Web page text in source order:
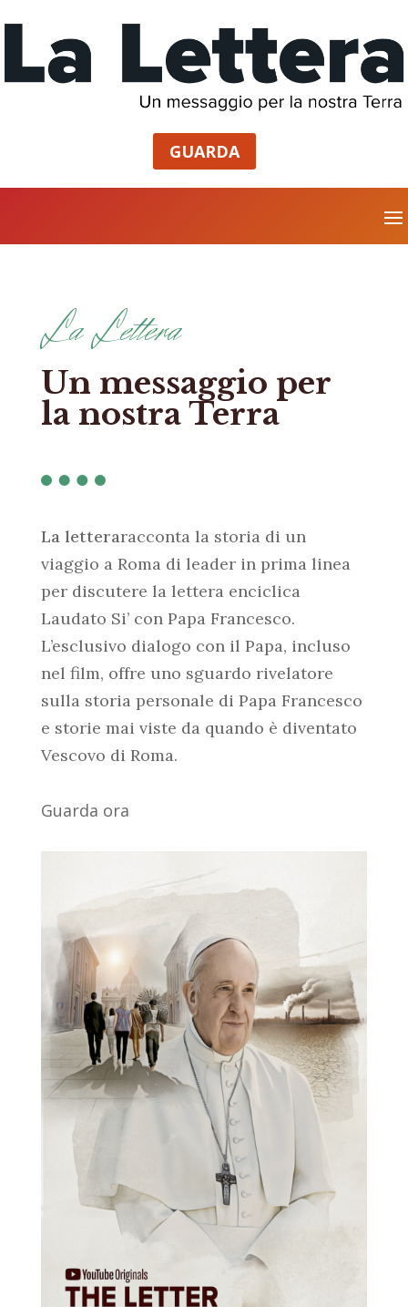
GUARDA
La Lettera
Un messaggio per
la nostra Terra
La letteraracconta la storia di un
viaggio a Roma di leader in prima linea
per discutere la lettera enciclica
Laudato Si’ con Papa Francesco.
L’esclusivo dialogo con il Papa, incluso
nel film, offre uno sguardo rivelatore
sulla storia personale di Papa Francesco
e storie mai viste da quando è diventato
Vescovo di Roma.
Guarda ora